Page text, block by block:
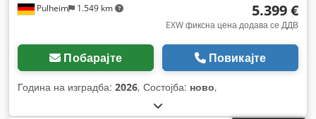
Pulheim 1.549 km 5.399 €
EXW фиксна цена додава се ДДВ
Побарајте Повикајте
Година на изградба: 2026, Состојба: ново,